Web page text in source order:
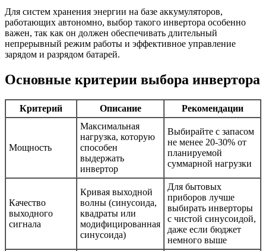
Для систем хранения энергии на базе аккумуляторов,
работающих автономно, выбор такого инвертора особенно
важен, так как он должен обеспечивать длительный
непрерывный режим работы и эффективное управление
зарядом и разрядом батарей.
Основные критерии выбора инвертора
Критерий Описание Рекомендации
Мощность
Максимальная
нагрузка, которую
способен
выдержать
инвертор
Выбирайте с запасом
не менее 20-30% от
планируемой
суммарной нагрузки
Качество
выходного
сигнала
Кривая выходной
волны (синусоида,
квадраты или
модифицированная
синусоида)
Для бытовых
приборов лучше
выбирать инверторы
с чистой синусоидой,
даже если бюджет
немного выше